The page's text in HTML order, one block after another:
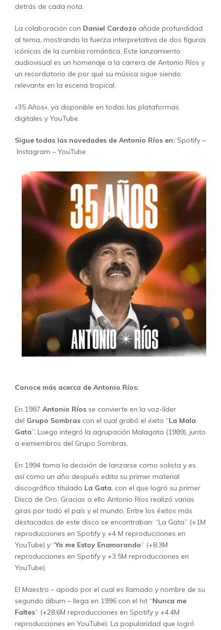
detrás de cada nota.
La colaboración con Daniel Cardozo añade profundidad
al tema, mostrando la fuerza interpretativa de dos figuras
icónicas de la cumbia romántica. Este lanzamiento
audiovisual es un homenaje a la carrera de Antonio Ríos y
un recordatorio de por qué su música sigue siendo
relevante en la escena tropical.
«35 Años», ya disponible en todas las plataformas
digitales y YouTube.
Sigue todas las novedades de Antonio Ríos en: Spotify –
Instagram – YouTube
Conoce más acerca de Antonio Ríos:
En 1987 Antonio Ríos se convierte en la voz-líder
del Grupo Sombras con el cual grabó el éxito “La Mala
Gata”. Luego integró la agrupación Malagata (1989), junto
a exmiembros del Grupo Sombras.
En 1994 toma la decisión de lanzarse como solista y es
así como un año después edita su primer material
discográfico titulado La Gata, con el que logró su primer
Disco de Oro. Gracias a ello Antonio Ríos realizó varias
giras por todo el país y el mundo. Entre los éxitos más
destacados de este disco se encontraban: “La Gata” (+1M
reproducciones en Spotify y +4 M reproducciones en
YouTube) y “Yo me Estoy Enamorando” (+8.3M
reproducciones en Spotify y +3.5M reproducciones en
YouTube).
El Maestro – apodo por el cual es llamado y nombre de su
segundo álbum – llega en 1996 con el hit “Nunca me
Faltes” (+28.6M reproducciones en Spotify y +4.4M
reproducciones en YouTube). La popularidad que logró